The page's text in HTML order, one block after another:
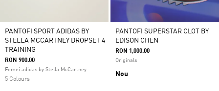
PANTOFI SPORT ADIDAS BY
STELLA MCCARTNEY DROPSET 4
TRAINING
RON 900.00
Femei adidas by Stella McCartney
5 Colours
PANTOFI SUPERSTAR CLOT BY
EDISON CHEN
RON 1,000.00
Originals
Nou